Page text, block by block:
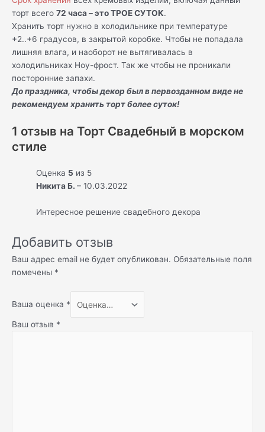
торт всего 72 часа – это ТРОЕ СУТОК.
Хранить торт нужно в холодильнике при температуре
+2..+6 градусов, в закрытой коробке. Чтобы не попадала
лишняя влага, и наоборот не вытягивалась в
холодильниках Ноу-фрост. Так же чтобы не проникали
посторонние запахи.
До праздника, чтобы декор был в первозданном виде не
рекомендуем хранить торт более суток!
1 отзыв на Торт Свадебный в морском
стиле
Оценка 5 из 5
Никита Б.– 10.03.2022
Интересное решение свадебного декора
Добавить отзыв
Ваш адрес email не будет опубликован. Обязательные поля
помечены *
Ваша оценка *
Ваш отзыв *